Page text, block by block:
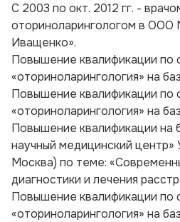
С 2003 по окт. 2012 гг. -
оториноларингологом в ООО
Иващенко».
Повышение квалификации по
«оториноларингология» на
Повышение квалификации по
«оториноларингология» на
Повышение квалификации на
научный медицинский
Москва) по теме:
диагностики и лечения
Повышение квалификации по
«оториноларингология» на